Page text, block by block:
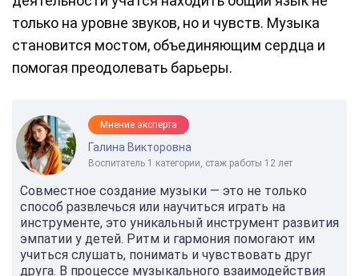
только на уровне звуков, но и чувств. Музыка
становится мостом, объединяющим сердца и
помогая преодолевать барьеры.
Мнение эксперта
Галина Викторовна
Воспитатель 1 категории, стаж работы 12 лет
Совместное создание музыки — это не только
способ развлечься или научиться играть на
инструменте, это уникальный инструмент развития
эмпатии у детей. Ритм и гармония помогают им
учиться слушать, понимать и чувствовать друг
друга. В процессе музыкального взаимодействия